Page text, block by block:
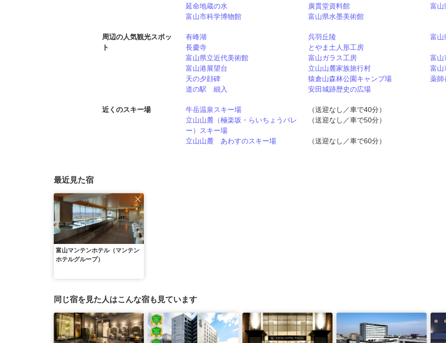
延命地蔵の水
廣貫堂資料館
富山
富山市科学博物館
富山県水墨美術館
周辺の人気観光スポッ
ト
有峰湖 呉羽丘陵
富山
長慶寺
とやま土人形工房
富山県立近代美術館
富山ガラス工房
富山
富山港展望台
立山山麓家族旅行村
富山
天の夕顔碑
猿倉山森林公園キャンプ場
薬師
道の駅 細入
安田城跡歴史の広場
近くのスキー場 牛岳温泉スキー場
（送迎なし／車で40分）
立山山麓（極楽坂・らいちょうバレ
ー）スキー場
（送迎なし／車で50分）
立山山麓 あわすのスキー場 （送迎なし／車で60分）
最近見た宿
富山マンテンホテル（マンテン
ホテルグループ）
同じ宿を見た人はこんな宿も見ています